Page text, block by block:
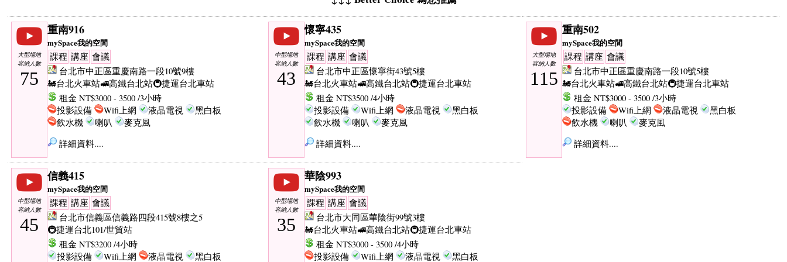
大型場地
容納人數
75
重南916
mySpace我的空間
課程 講座 會議
台北市中正區重慶南路一段10號9樓
🚂台北火車站🚅高鐵台北站🚇捷運台北車站
租金 NT$3000 - 3500 /3小時
投影設備
Wifi上網 液晶電視
黑白板
飲水機
喇叭
麥克風
詳細資料....
中型場地
容納人數
43
懷寧435
mySpace我的空間
課程 講座 會議
台北市中正區懷寧街43號5樓
🚂台北火車站🚅高鐵台北站🚇捷運台北車站
租金 NT$3500 /4小時
投影設備
Wifi上網 液晶電視
黑白板
飲水機
喇叭
麥克風
詳細資料....
大型場地
容納人數
115
重南502
mySpace我的空間
課程 講座 會議
台北市中正區重慶南路一段10號5樓
🚂台北火車站🚅高鐵台北站🚇捷運台北車站
租金 NT$3000 - 3500 /3小時
投影設備
Wifi上網 液晶電視
黑白板
飲水機
喇叭
麥克風
詳細資料....
中型場地
容納人數
45
信義415
mySpace我的空間
課程 講座 會議
台北市信義區信義路四段415號8樓之5
🚇捷運台北101/世貿站
租金 NT$3200 /4小時
投影設備
Wifi上網 液晶電視 黑白板
中型場地
容納人數
35
華陰993
mySpace我的空間
課程 講座 會議
台北市大同區華陰街99號3樓
🚂台北火車站🚅高鐵台北站🚇捷運台北車站
租金 NT$3000 - 3500 /4小時
投影設備
Wifi上網 液晶電視 黑白板